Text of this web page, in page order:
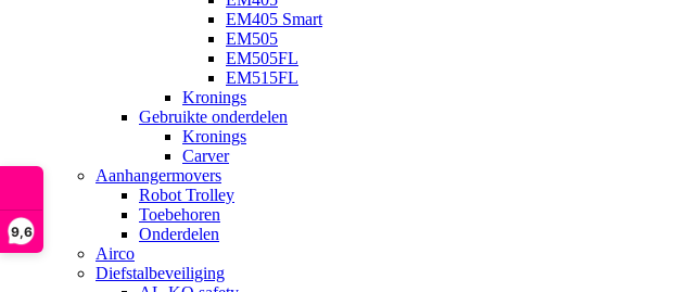
9,6
EM405 Smart
EM505
EM505FL
EM515FL
Kronings
Gebruikte onderdelen
Kronings
Carver
Aanhangermovers
Robot Trolley
Toebehoren
Onderdelen
Airco
Diefstalbeveiliging